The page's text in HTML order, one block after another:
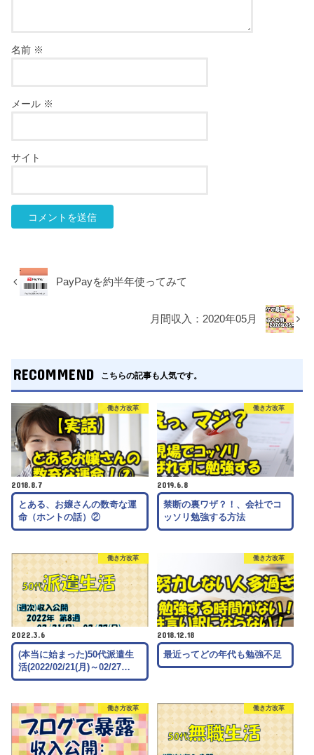
名前 ※
メール ※
サイト
PayPayを約半年使ってみて
月間収入：2020年05月
RECOMMEND こちらの記事も人気です。
働き方改革
2018.8.7
とある、お嬢さんの数奇な運
命（ホントの話）②
働き方改革
2019.6.8
禁断の裏ワザ？！、会社でコ
ッソリ勉強する方法
働き方改革
2022.3.6
(本当に始まった)50代派遣生
活(2022/02/21(月)～02/27…
働き方改革
2018.12.18
最近ってどの年代も勉強不足
働き方改革 働き方改革